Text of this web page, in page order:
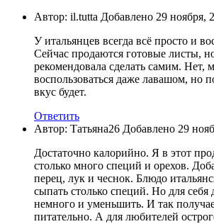
Автор: il.tutta Добавлено 29 ноября,
У итальянцев всегда всё просто и
Сейчас продаются готовые листы,
рекомендовала сделать самим. Нет,
воспользоваться даже лавашом, но
вкус будет.
Ответить
Автор: Татьяна26 Добавлено 29
Достаточно калорийно. Я в этот
столько много специй и орехов.
перец, лук и чеснок. Блюдо
сыпать столько специй. Но для
немного и уменьшить. И так
питательно. А для любителей